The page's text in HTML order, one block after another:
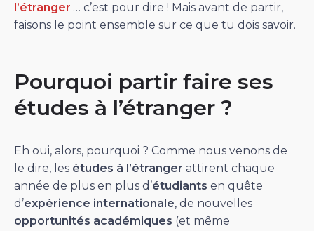
l’étranger … c’est pour dire ! Mais avant de partir,
faisons le point ensemble sur ce que tu dois savoir.
Pourquoi partir faire ses
études à l’étranger ?
Eh oui, alors, pourquoi ? Comme nous venons de
le dire, les études à l’étranger attirent chaque
année de plus en plus d’étudiants en quête
d’expérience internationale, de nouvelles
opportunités académiques (et même